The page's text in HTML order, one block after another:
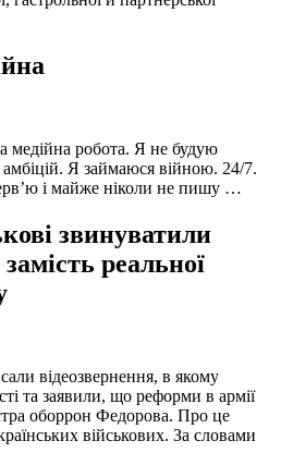
медійна робота. Я не будую
Я займаюся війною. 24/7.
і майже ніколи не пишу …
звинуватили
реальної
відеозвернення, в якому
та заявили, що реформи в армії
оборрон Федорова. Про це
військових. За словами